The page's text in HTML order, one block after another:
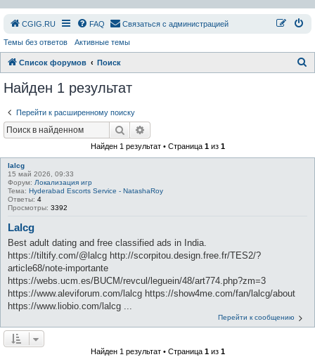
СGIG.RU FAQ Связаться с администрацией
Темы без ответов Активные темы
Список форумов Поиск
Найден 1 результат
Перейти к расширенному поиску
Поиск
Найден 1 результат • Страница 1из 1
lalcg
15 май 2026, 09:33
Форум: Локализация игр
Тема: Hyderabad Escorts Service - NatashaRoy
Ответы: 4
Просмотры: 3392
Lalcg
Best adult dating and free classified ads in India.
https://tiltify.com/@lalcg http://scorpitou.design.free.fr/TES2/?
article68/note-importante
https://webs.ucm.es/BUCM/revcul/leguein/48/art774.php?zm=3
https://www.aleviforum.com/lalcg https://show4me.com/fan/lalcg/about
https://www.liobio.com/lalcg ...
Перейти к сообщению
Найден 1 результат • Страница 1из 1